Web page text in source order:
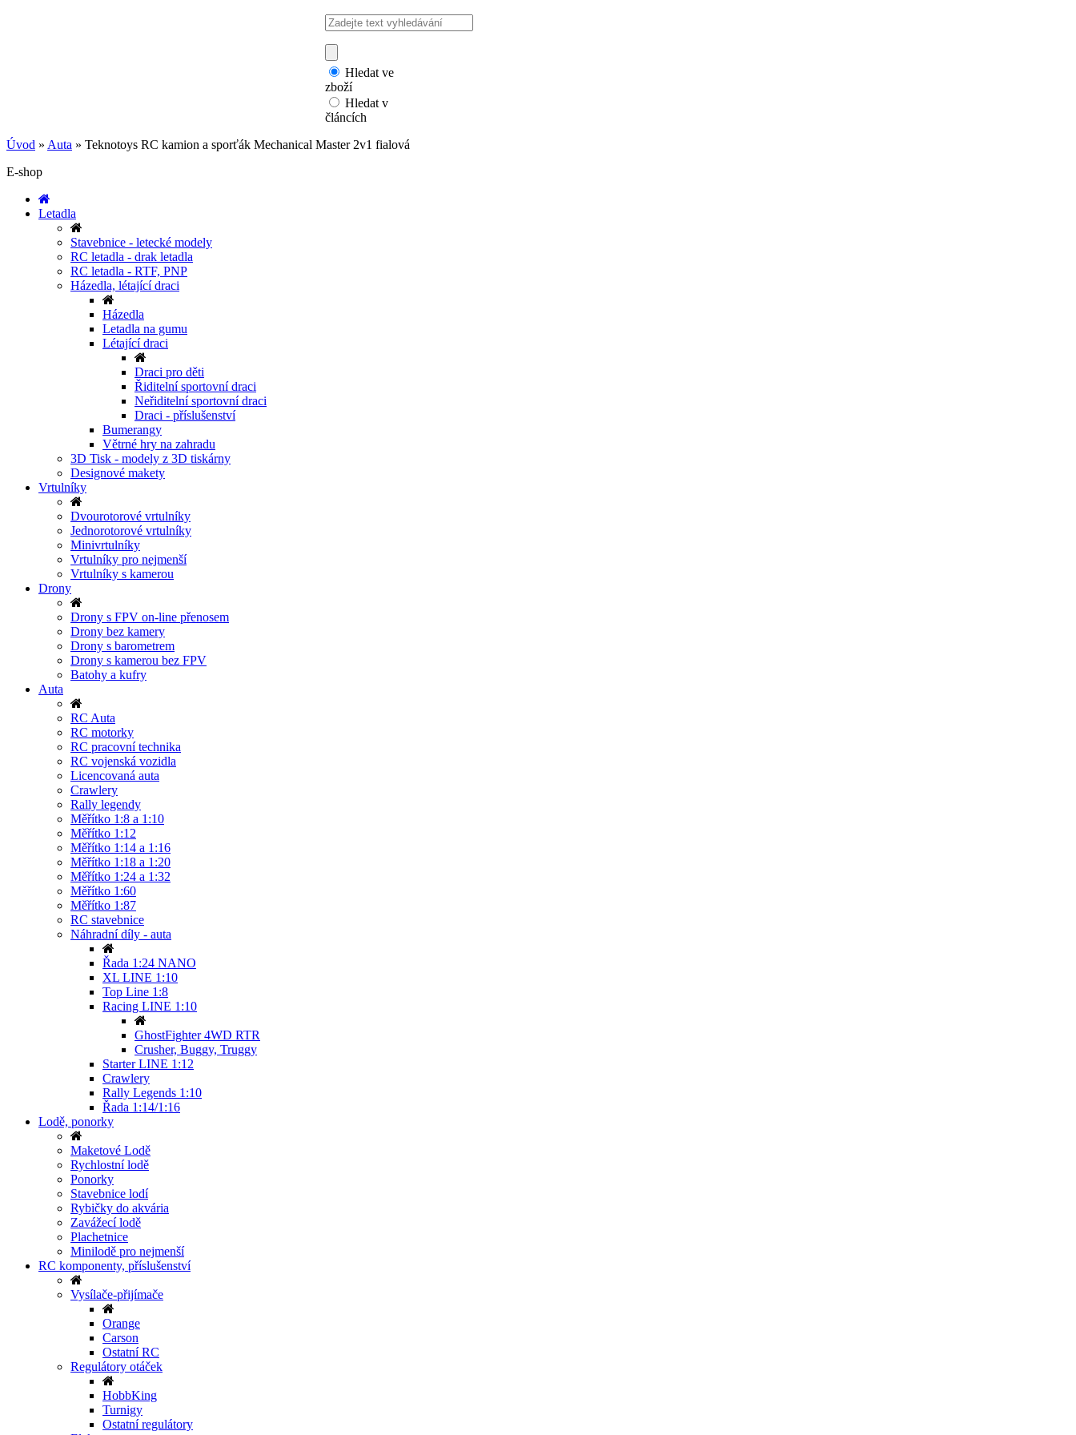
Hledat ve
zboží
Hledat v
článcích
Úvod » Auta » Teknotoys RC kamion a sporťák Mechanical Master 2v1 fialová
E-shop
Letadla
Stavebnice - letecké modely
RC letadla - drak letadla
RC letadla - RTF, PNP
Házedla, létající draci
Házedla
Letadla na gumu
Létající draci
Draci pro děti
Řiditelní sportovní draci
Neřiditelní sportovní draci
Draci - příslušenství
Bumerangy
Větrné hry na zahradu
3D Tisk - modely z 3D tiskárny
Designové makety
Vrtulníky
Dvourotorové vrtulníky
Jednorotorové vrtulníky
Minivrtulníky
Vrtulníky pro nejmenší
Vrtulníky s kamerou
Drony
Drony s FPV on-line přenosem
Drony bez kamery
Drony s barometrem
Drony s kamerou bez FPV
Batohy a kufry
Auta
RC Auta
RC motorky
RC pracovní technika
RC vojenská vozidla
Licencovaná auta
Crawlery
Rally legendy
Měřítko 1:8 a 1:10
Měřítko 1:12
Měřítko 1:14 a 1:16
Měřítko 1:18 a 1:20
Měřítko 1:24 a 1:32
Měřítko 1:60
Měřítko 1:87
RC stavebnice
Náhradní díly - auta
Řada 1:24 NANO
XL LINE 1:10
Top Line 1:8
Racing LINE 1:10
GhostFighter 4WD RTR
Crusher, Buggy, Truggy
Starter LINE 1:12
Crawlery
Rally Legends 1:10
Řada 1:14/1:16
Lodě, ponorky
Maketové Lodě
Rychlostní lodě
Ponorky
Stavebnice lodí
Rybičky do akvária
Zavážecí lodě
Plachetnice
Minilodě pro nejmenší
RC komponenty, příslušenství
Vysílače-přijímače
Orange
Carson
Ostatní RC
Regulátory otáček
HobbKing
Turnigy
Ostatní regulátory